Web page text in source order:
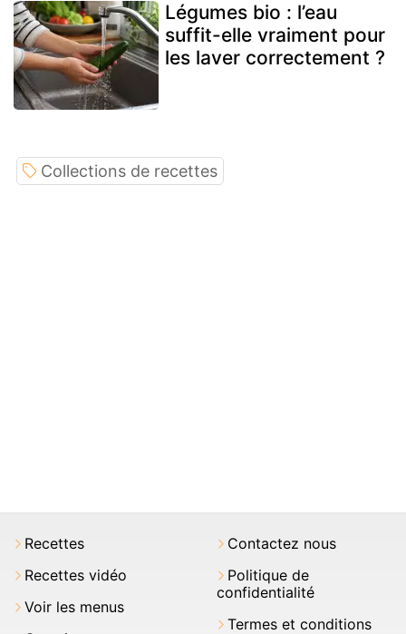
Légumes bio : l’eau
suffit-elle vraiment pour
les laver correctement ?
Collections de recettes
Recettes
Recettes vidéo
Voir les menus
Contactez nous
Politique de
confidentialité
Termes et conditions